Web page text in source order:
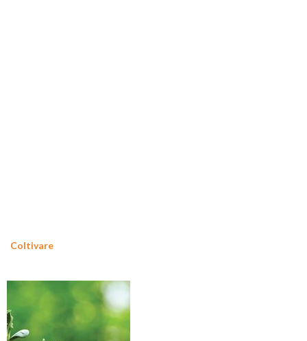
Coltivare